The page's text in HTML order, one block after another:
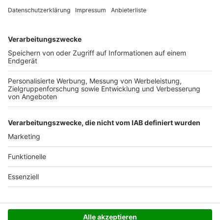
Versandkosten.
Der Bestellprozess ist mit Hilfe eines SSL-
SERVICE HOTLINE
SHOP SERVICE